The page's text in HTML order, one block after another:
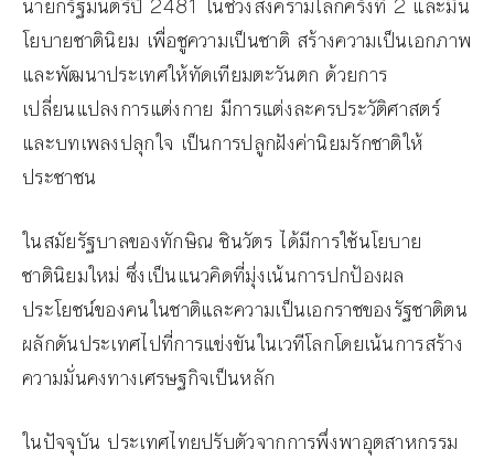
นายกรัฐมนตรีปี 2481 ในช่วงสงครามโลกครั้งที่ 2 และมีน
โยบายชาตินิยม เพื่อชูความเป็นชาติ สร้างความเป็นเอกภาพ
และพัฒนาประเทศให้ทัดเทียมตะวันตก ด้วยการ
เปลี่ยนแปลงการแต่งกาย มีการแต่งละครประวัติศาสตร์
และบทเพลงปลุกใจ เป็นการปลูกฝังค่านิยมรักชาติให้
ประชาชน
ในสมัยรัฐบาลของทักษิณ ชินวัตร ได้มีการใช้นโยบาย
ชาตินิยมใหม่ ซึ่งเป็นแนวคิดที่มุ่งเน้นการปกป้องผล
ประโยชน์ของคนในชาติและความเป็นเอกราชของรัฐชาติตน
ผลักดันประเทศไปที่การแข่งขันในเวทีโลกโดยเน้นการสร้าง
ความมั่นคงทางเศรษฐกิจเป็นหลัก
ในปัจจุบัน ประเทศไทยปรับตัวจากการพึ่งพาอุตสาหกรรม